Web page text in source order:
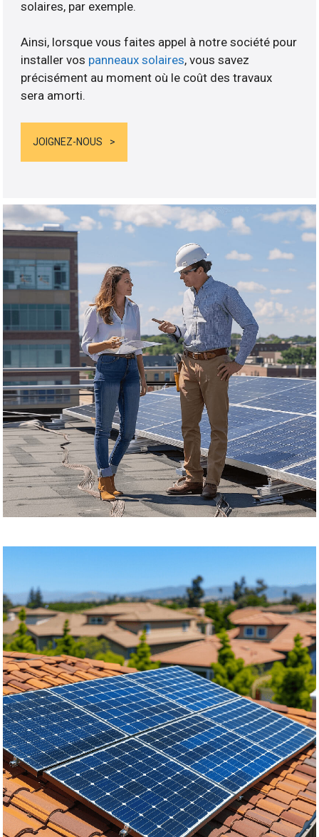
solaires, par exemple.
Ainsi, lorsque vous faites appel à notre société pour
installer vos panneaux solaires, vous savez
précisément au moment où le coût des travaux
sera amorti.
JOIGNEZ-NOUS